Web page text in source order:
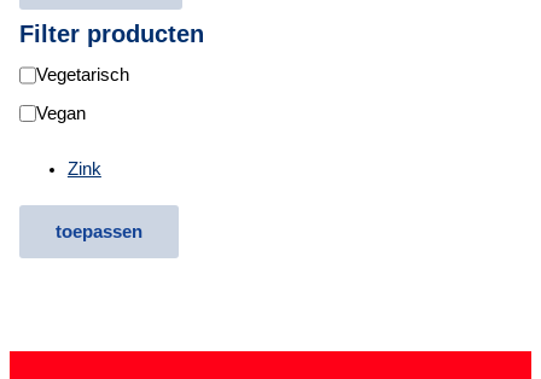
Filter producten
D
i
Vegetarisch
Vegan
Zink
toepassen